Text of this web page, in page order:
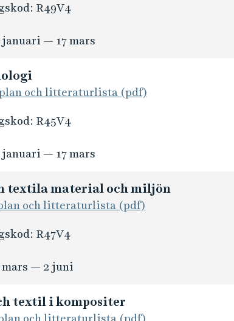
R49V4
januari — 17 mars
och litteraturlista (pdf)
R45V4
januari — 17 mars
textila material och miljön
och litteraturlista (pdf)
R47V4
mars — 2 juni
textil i kompositer
och litteraturlista (pdf)